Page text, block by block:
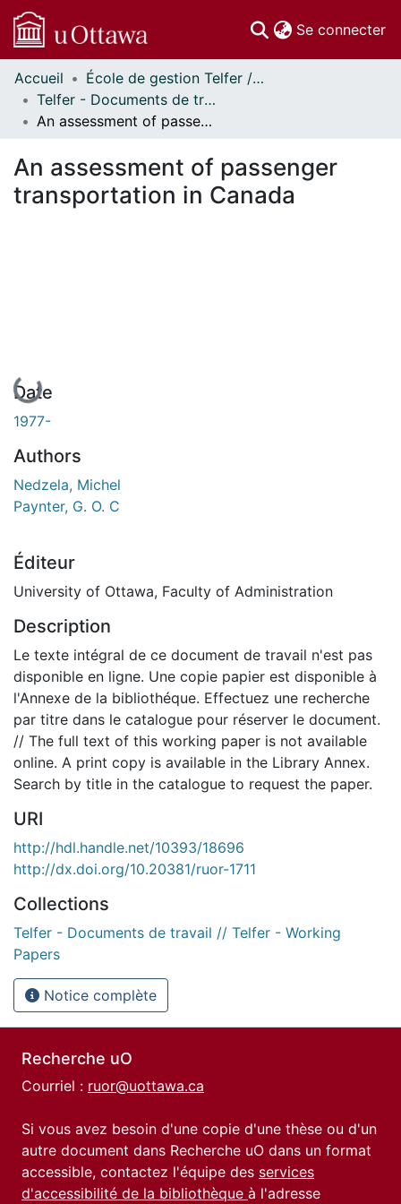
Se connecter
Communautés
et collections
Parcourir
À propos
Accueil
École de gestion Telfer // Telfer School of Management
Telfer - Documents de travail // Telfer - Working Papers
An assessment of passenger transportation in Canada
An assessment of passenger
transportation in Canada
En cours de chargement...
Date
1977-
Authors
Nedzela, Michel
Paynter, G. O. C
Éditeur
University of Ottawa, Faculty of Administration
Description
Le texte intégral de ce document de travail n'est pas
disponible en ligne. Une copie papier est disponible à
l'Annexe de la bibliothéque. Effectuez une recherche
par titre dans le catalogue pour réserver le document.
// The full text of this working paper is not available
online. A print copy is available in the Library Annex.
Search by title in the catalogue to request the paper.
URI
http://hdl.handle.net/10393/18696
http://dx.doi.org/10.20381/ruor-1711
Collections
Telfer - Documents de travail // Telfer - Working
Papers
Notice complète
Recherche uO
Courriel : ruor@uottawa.ca
Si vous avez besoin d'une copie d'une thèse ou d'un
autre document dans Recherche uO dans un format
accessible, contactez l'équipe des services
d'accessibilité de la bibliothèque à l'adresse